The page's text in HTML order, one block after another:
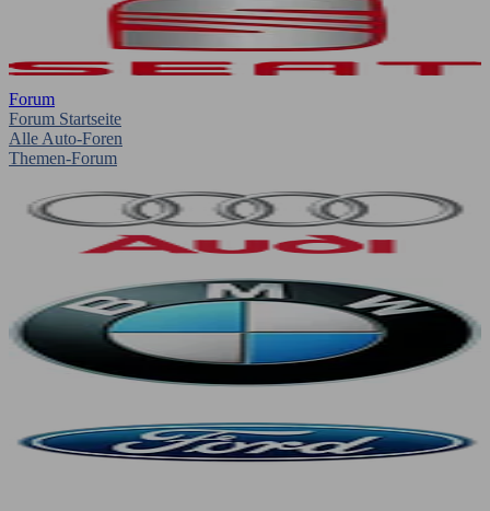
Forum
Forum Startseite
Alle Auto-Foren
Themen-Forum